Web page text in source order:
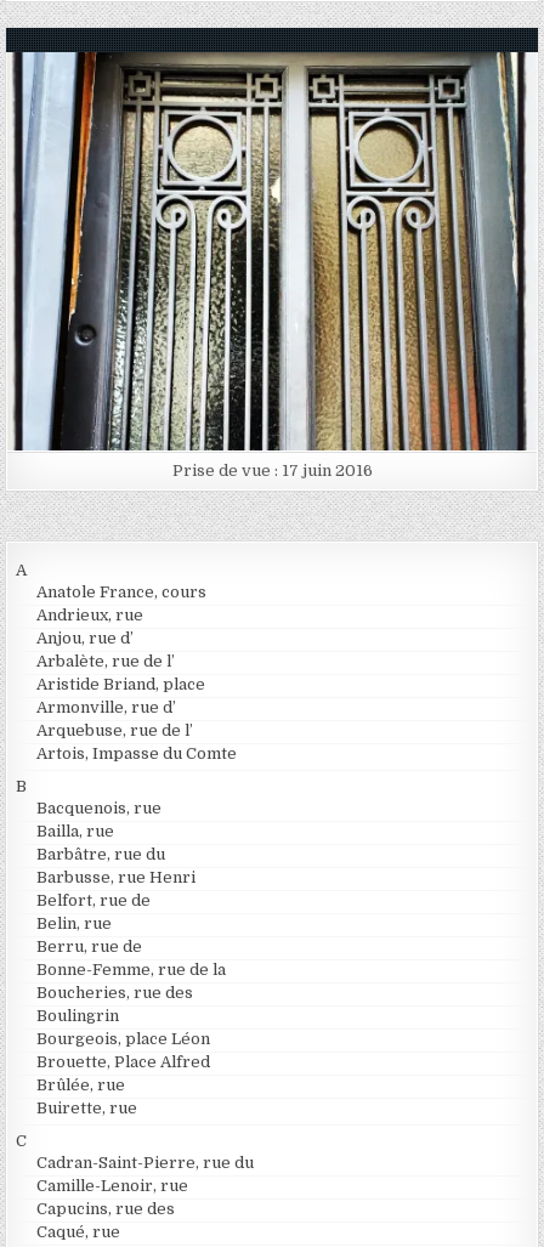
Posted in
Prise de vue : 17 juin 2016
A
Anatole France, cours
Andrieux, rue
Anjou, rue d’
Arbalète, rue de l’
Aristide Briand, place
Armonville, rue d’
Arquebuse, rue de l’
Artois, Impasse du Comte
B
Bacquenois, rue
Bailla, rue
Barbâtre, rue du
Barbusse, rue Henri
Belfort, rue de
Belin, rue
Berru, rue de
Bonne-Femme, rue de la
Boucheries, rue des
Boulingrin
Bourgeois, place Léon
Brouette, Place Alfred
Brûlée, rue
Buirette, rue
C
Cadran-Saint-Pierre, rue du
Camille-Lenoir, rue
Capucins, rue des
Caqué, rue